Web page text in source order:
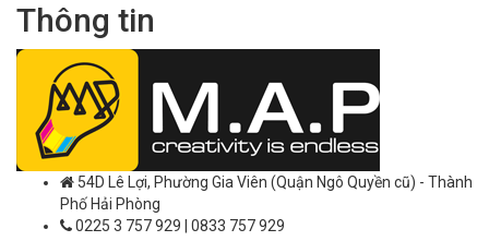
Thông tin
54D Lê Lợi, Phường Gia Viên (Quận Ngô Quyền cũ) - Thành
Phố Hải Phòng
0225 3 757 929 | 0833 757 929